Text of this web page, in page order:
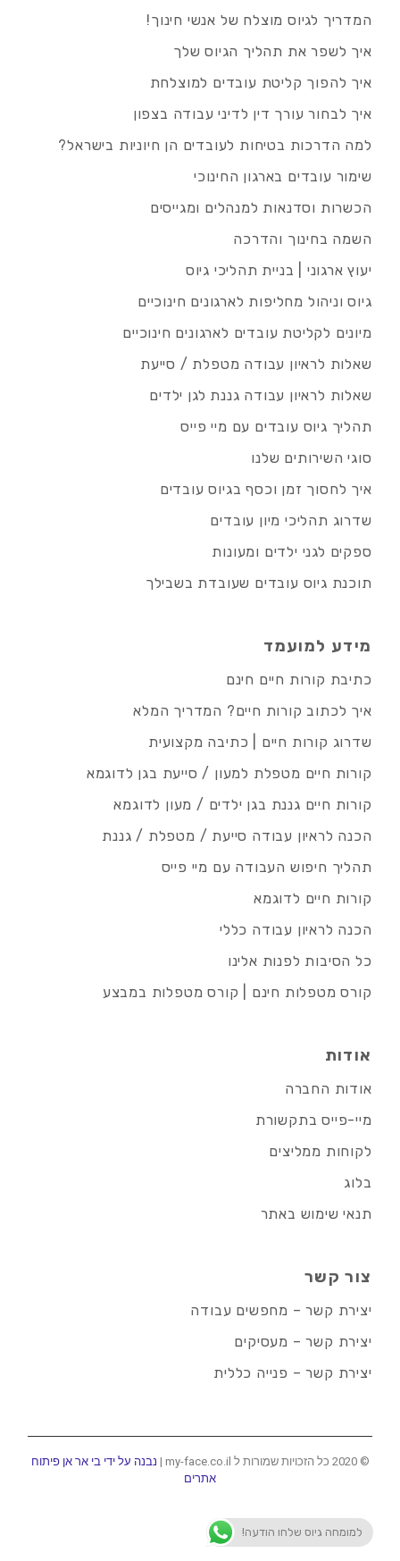
המדריך לגיוס מוצלח של אנשי חינוך!
איך לשפר את תהליך הגיוס שלך
איך להפוך קליטת עובדים למוצלחת
איך לבחור עורך דין לדיני עבודה בצפון
למה הדרכות בטיחות לעובדים הן חיוניות בישראל?
שימור עובדים בארגון החינוכי
הכשרות וסדנאות למנהלים ומגייסים
השמה בחינוך והדרכה
יעוץ ארגוני | בניית תהליכי גיוס
גיוס וניהול מחליפות לארגונים חינוכיים
מיונים לקליטת עובדים לארגונים חינוכיים
שאלות לראיון עבודה מטפלת / סייעת
שאלות לראיון עבודה גננת לגן ילדים
תהליך גיוס עובדים עם מיי פייס
סוגי השירותים שלנו
איך לחסוך זמן וכסף בגיוס עובדים
שדרוג תהליכי מיון עובדים
ספקים לגני ילדים ומעונות
תוכנת גיוס עובדים שעובדת בשבילך
מידע למועמד
כתיבת קורות חיים חינם
איך לכתוב קורות חיים? המדריך המלא
שדרוג קורות חיים | כתיבה מקצועית
קורות חיים מטפלת למעון / סייעת בגן לדוגמא
קורות חיים גננת בגן ילדים / מעון לדוגמא
הכנה לראיון עבודה סייעת / מטפלת / גננת
תהליך חיפוש העבודה עם מיי פייס
קורות חיים לדוגמא
הכנה לראיון עבודה כללי
כל הסיבות לפנות אלינו
קורס מטפלות חינם | קורס מטפלות במבצע
אודות
אודות החברה
מיי-פייס בתקשורת
לקוחות ממליצים
בלוג
תנאי שימוש באתר
צור קשר
יצירת קשר – מחפשים עבודה
יצירת קשר – מעסיקים
יצירת קשר – פנייה כללית
© 2020 כל הזכויות שמורות ל my-face.co.il |
נבנה על ידי בי אר אן פיתוח
אתרים
למומחה גיוס שלחו הודעה!